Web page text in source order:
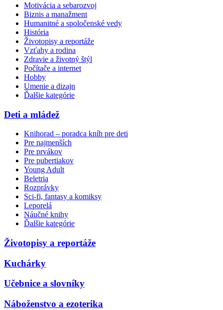
Motivácia a sebarozvoj
Biznis a manažment
Humanitné a spoločenské vedy
História
Životopisy a reportáže
Vzťahy a rodina
Zdravie a životný štýl
Počítače a internet
Hobby
Umenie a dizajn
Ďalšie kategórie
Deti a mládež
Knihorad – poradca kníh pre deti
Pre najmenších
Pre prvákov
Pre pubertiakov
Young Adult
Beletria
Rozprávky
Sci-fi, fantasy a komiksy
Leporelá
Náučné knihy
Ďalšie kategórie
Životopisy a reportáže
Kuchárky
Učebnice a slovníky
Náboženstvo a ezoterika